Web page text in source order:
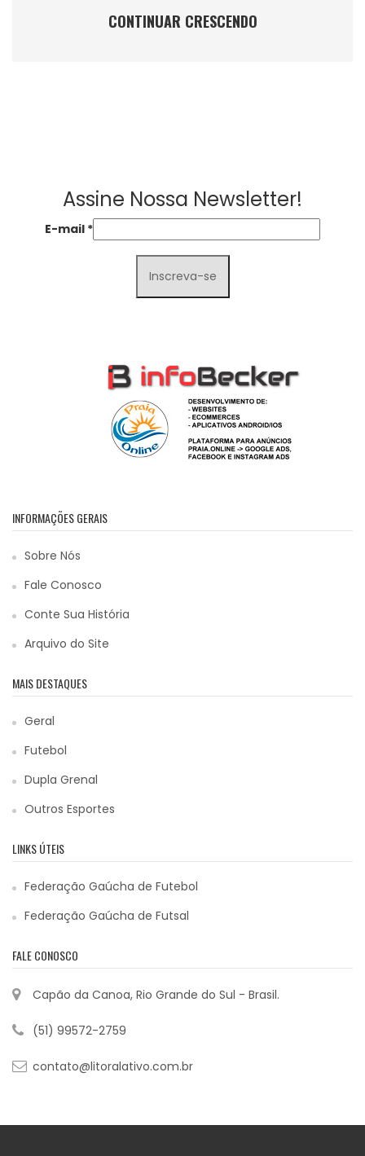
CONTINUAR CRESCENDO
Assine Nossa Newsletter!
E-mail *
INFORMAÇÕES GERAIS
Sobre Nós
Fale Conosco
Conte Sua História
Arquivo do Site
MAIS DESTAQUES
Geral
Futebol
Dupla Grenal
Outros Esportes
LINKS ÚTEIS
Federação Gaúcha de Futebol
Federação Gaúcha de Futsal
FALE CONOSCO
Capão da Canoa, Rio Grande do Sul - Brasil.
(51) 99572-2759
contato@litoralativo.com.br